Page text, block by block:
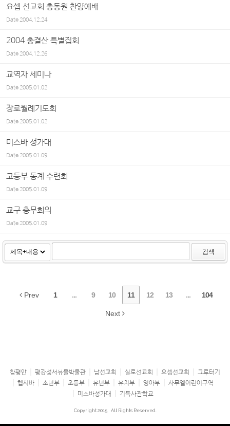
요셉 선교회 총동원 찬양예배
Date2004.12.24
2004 총결산 특별집회
Date2004.12.26
교역자 세미나
Date2005.01.02
장로월례기도회
Date2005.01.02
미스바 성가대
Date2005.01.09
고등부 동계 수련회
Date2005.01.09
교구 총무회의
Date2005.01.09
검색
Prev 1 ... 9 10 11 12 13 ... 104
Next
참평안 평강성서유물박물관 남선교회 실로선교회 요셉선교회
그루터기
헵시바
소년부 초등부 유년부 유치부 영아부
사무엘어린이구역
미스바성가대
기독사관학교
Copyright 2015 All Rights Reserved.